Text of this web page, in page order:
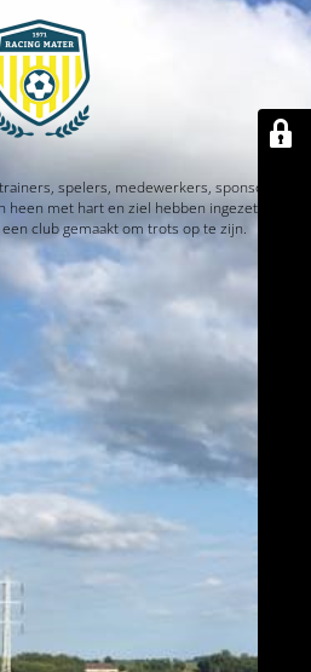
spelers, medewerkers, sponsors en
met hart en ziel hebben ingezet. Jullie
club gemaakt om trots op te zijn.